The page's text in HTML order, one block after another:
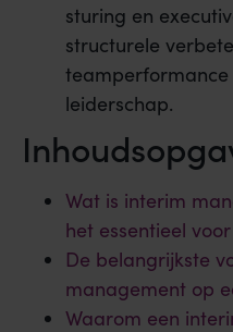
sturing en
structurele
teamperformance
leiderschap.
Wat is interim
het essentieel
De belangrijkste
management op
Waarom een